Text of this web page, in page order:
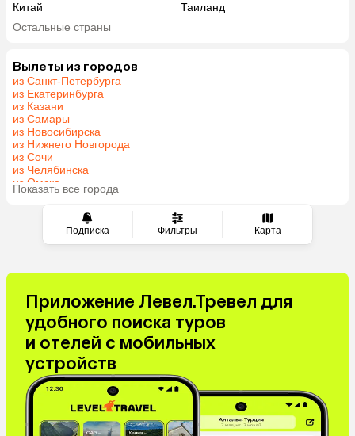
Подписка Фильтры Карта
Китай
Таиланд
Вьетнам
Грузия
Индонезия
Сейшелы
Казахстан
Узбекистан
Маврикий
Сербия
Южная Корея
Оман
Испания
Израиль
Гонконг
Саудовская Аравия
Бахрейн
Куба
Греция
Италия
Венгрия
Болгария
Остальные страны
Вылеты из городов
из Санкт-Петербурга
из Екатеринбурга
из Казани
из Самары
из Новосибирска
из Нижнего Новгорода
из Сочи
из Челябинска
из Омска
из Красноярска
Показать все города
Приложение Левел.Тревел для
удобного поиска туров
и отелей с мобильных
устройств